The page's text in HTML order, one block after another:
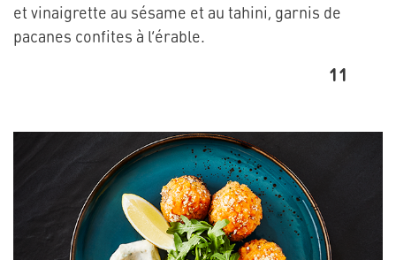
et vinaigrette au sésame et au tahini, garnis de
pacanes confites à l’érable.
11